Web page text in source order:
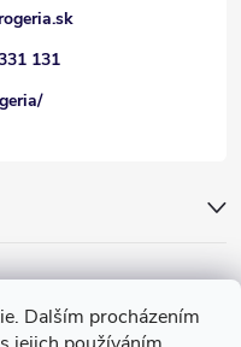
Dalším procházením
131